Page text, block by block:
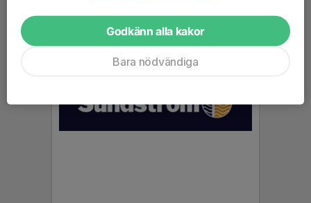
Godkänn alla kakor
Bara nödvändiga